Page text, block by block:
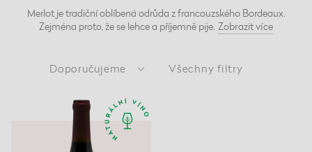
Merlot je tradiční oblíbená odrůda z francouzského Bordeaux.
Zejména proto, že se lehce a příjemně pije. Zobrazitvíce
Doporučujeme Všechny filtry